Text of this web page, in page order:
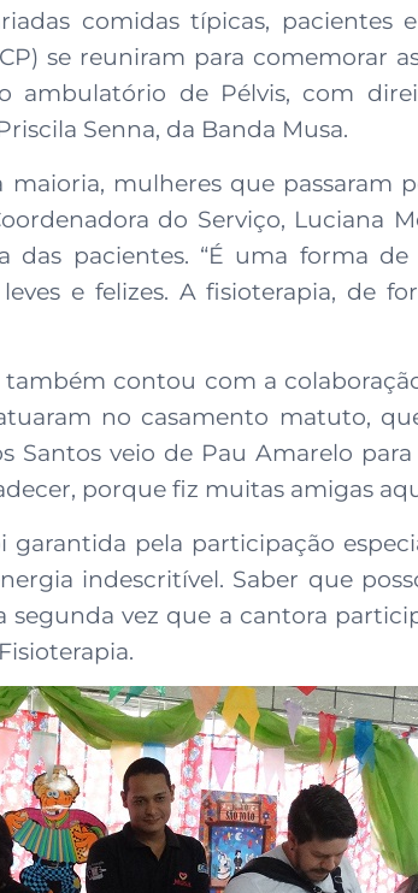
comidas típicas, pacientes
se reuniram para comemorar
ambulatório de Pélvis, com
Senna, da Banda Musa.
mulheres que passaram
do Serviço, Luciana
das pacientes. “É uma forma
e felizes. A fisioterapia, de
contou com a
no casamento matuto,
Santos veio de Pau Amarelo
porque fiz muitas amigas
pela participação
indescritível. Saber que
segunda vez que a cantora